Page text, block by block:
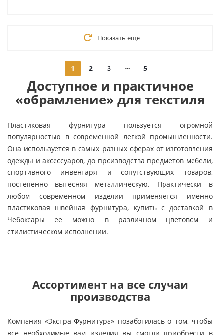
Показать еще
1 2 3 5
Доступное и практичное
«обрамление» для текстиля
Пластиковая фурнитура пользуется огромной
популярностью в современной легкой промышленности.
Она используется в самых разных сферах от изготовления
одежды и аксессуаров, до производства предметов мебели,
спортивного инвентаря и сопутствующих товаров,
постепенно вытесняя металлическую. Практически в
любом современном изделии применяется именно
пластиковая швейная фурнитура, купить с доставкой в
Чебоксары ее можно в различном цветовом и
стилистическом исполнении.
Ассортимент на все случаи
производства
Компания «Экстра-Фурнитура» позаботилась о том, чтобы
все необходимые вам изделия вы смогли приобрести в